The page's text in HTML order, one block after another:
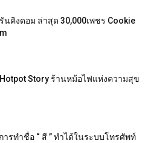
นคิงดอม ล่าสุด 30,000เพชร Cookie
Story ร้านหม้อไฟแห่งความสุข
ารทำชื่อ “ สี ” ทำได้ในระบบโทรศัพท์